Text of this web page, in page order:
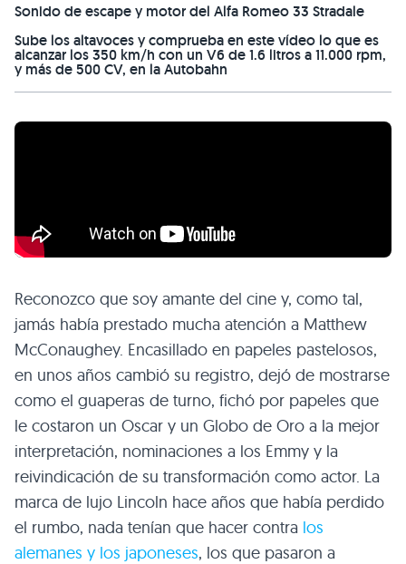
Sonido de escape y motor del Alfa Romeo 33 Stradale
Sube los altavoces y comprueba en este vídeo lo que es
alcanzar los 350 km/h con un V6 de 1.6 litros a 11.000 rpm,
y más de 500 CV, en la Autobahn
Reconozco que soy amante del cine y, como tal,
jamás había prestado mucha atención a Matthew
McConaughey. Encasillado en papeles pastelosos,
en unos años cambió su registro, dejó de mostrarse
como el guaperas de turno, fichó por papeles que
le costaron un Oscar y un Globo de Oro a la mejor
interpretación, nominaciones a los Emmy y la
reivindicación de su transformación como actor. La
marca de lujo Lincoln hace años que había perdido
el rumbo, nada tenían que hacer contra los
alemanes y los japoneses, los que pasaron a